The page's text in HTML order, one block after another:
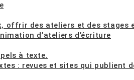
offrir des ateliers et des stages
d’ateliers d’écriture
à texte.
: revues et sites qui publient